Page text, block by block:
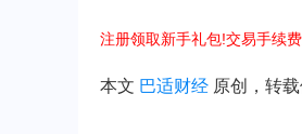
注册领取新手礼包!交易手续
本文 巴适财经 原创，转